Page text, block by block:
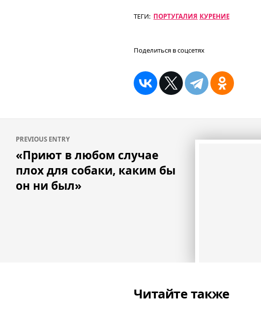
ТЕГИ: ПОРТУГАЛИЯ КУРЕНИЕ
Поделиться в соцсетях
по
записям
PREVIOUS ENTRY
«Приют в любом случае
плох для собаки, каким бы
он ни был»
Читайте также